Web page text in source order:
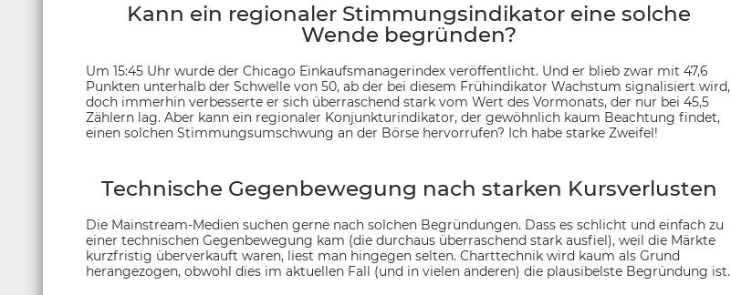
Kann ein regionaler Stimmungsindikator eine solche
Wende begründen?
Um 15:45 Uhr wurde der Chicago Einkaufsmanagerindex veröffentlicht. Und er blieb zwar mit 47,6
Punkten unterhalb der Schwelle von 50, ab der bei diesem Frühindikator Wachstum signalisiert wird,
doch immerhin verbesserte er sich überraschend stark vom Wert des Vormonats, der nur bei 45,5
Zählern lag. Aber kann ein regionaler Konjunkturindikator, der gewöhnlich kaum Beachtung findet,
einen solchen Stimmungsumschwung an der Börse hervorrufen? Ich habe starke Zweifel!
Technische Gegenbewegung nach starken Kursverlusten
Die Mainstream-Medien suchen gerne nach solchen Begründungen. Dass es schlicht und einfach zu
einer technischen Gegenbewegung kam (die durchaus überraschend stark ausfiel), weil die Märkte
kurzfristig überverkauft waren, liest man hingegen selten. Charttechnik wird kaum als Grund
herangezogen, obwohl dies im aktuellen Fall (und in vielen anderen) die plausibelste Begründung ist.